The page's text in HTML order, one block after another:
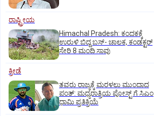
ರಾಷ್ಟ್ರೀಯ
Himachal Pradesh: ಕಂದಕಕ್ಕೆ
ಉರುಳಿ ಬಿದ್ದ ಬಸ್-‌ ಚಾಲಕ, ಕಂಡಕ್ಟರ್‌
ಸೇರಿ 8 ಮಂದಿ ಸಾವು
ಕ್ರೀಡೆ
ತವರು ರಾಜ್ಯಕ್ಕೆ ಮರಳಲು ಮುಂದಾದ
ಪಂತ್:‌ ಮಧ್ಯರಾತ್ರಿಯ ಪೋಸ್ಟ್‌ ಗೆ ಸಿಎಂ
ಧಾಮಿ ಪ್ರತಿಕ್ರಿಯೆ